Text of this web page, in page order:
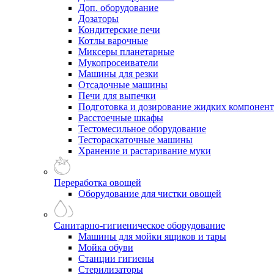
Доп. оборудование
Дозаторы
Кондитерские печи
Котлы варочные
Миксеры планетарные
Мукопросеиватели
Машины для резки
Отсадочные машины
Печи для выпечки
Подготовка и дозирование жидких
Расстоечные шкафы
Тестомесильное оборудование
Тестораскаточные машины
Хранение и растаривание муки
Переработка овощей
Оборудование для чистки овощей
Санитарно-гигиеническое оборудование
Машины для мойки ящиков и тары
Мойка обуви
Станции гигиены
Стерилизаторы